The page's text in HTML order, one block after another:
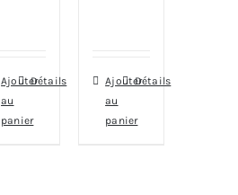
Ajouter
au
panier
Détails
Ajouter
au
panier
Détails